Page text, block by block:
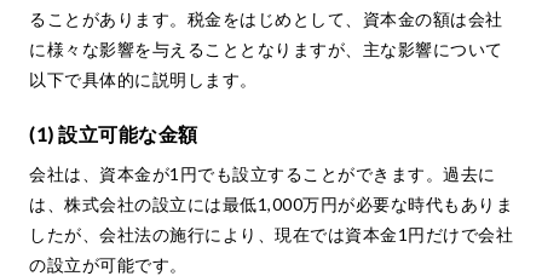
ることがあります。税金をはじめとして、資本金の額は会社
に様々な影響を与えることとなりますが、主な影響について
以下で具体的に説明します。
(1) 設立可能な金額
会社は、資本金が1円でも設立することができます。過去に
は、株式会社の設立には最低1,000万円が必要な時代もありま
したが、会社法の施行により、現在では資本金1円だけで会社
の設立が可能です。